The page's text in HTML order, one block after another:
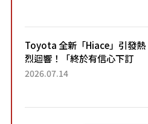
「三...
Toyota 全新「Hiace」引發熱
烈迴響！「終於有信心下訂
了！」「哪個等級交車最
車？...
2026.07.14